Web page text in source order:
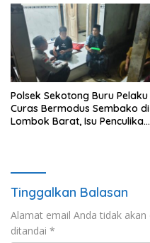
Polsek Sekotong Buru Pelaku
Curas Bermodus Sembako di
Lombok Barat, Isu Penculikan
Tinggalkan Balasan
Alamat email Anda tidak akan
ditandai *